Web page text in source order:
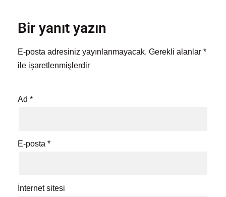
Bir yanıt yazın
E-posta adresiniz yayınlanmayacak. Gerekli alanlar *
ile işaretlenmişlerdir
Ad *
E-posta *
İnternet sitesi